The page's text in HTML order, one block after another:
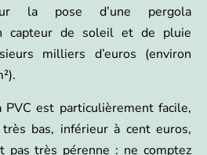
la pose d’une pergola
capteur de soleil et de pluie
milliers d’euros (environ
PVC est particulièrement facile,
bas, inférieur à cent euros,
pas très pérenne : ne comptez